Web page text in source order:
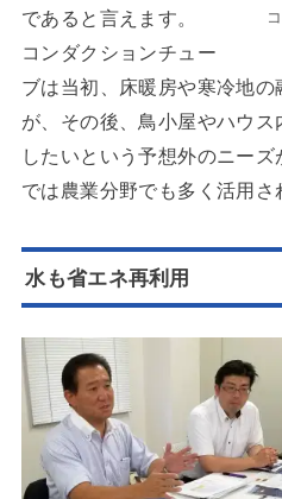
であると言えます。
コンダクションチュー
ブは当初、床暖房や寒冷地
が、その後、鳥小屋やハウ
したいという予想外のニー
では農業分野でも多く活用さ
水も省エネ再利用